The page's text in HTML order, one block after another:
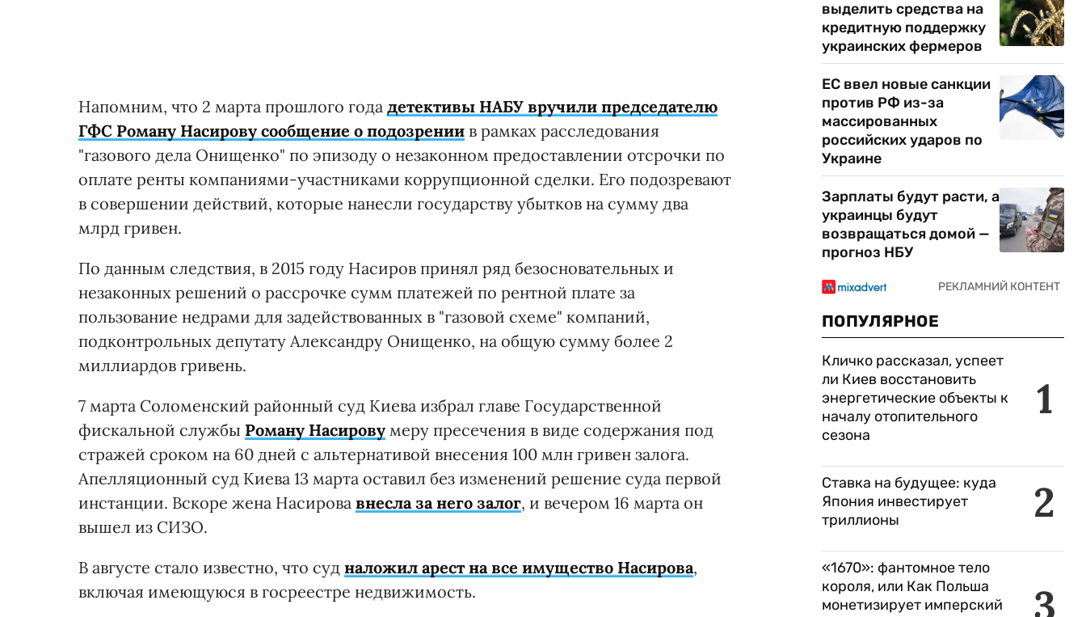
Напомним, что 2 марта прошлого года детективы НАБУ вручили председателю
ГФС Роману Насирову сообщение о подозрении в рамках расследования
"газового дела Онищенко" по эпизоду о незаконном предоставлении отсрочки по
оплате ренты компаниями-участниками коррупционной сделки. Его подозревают
в совершении действий, которые нанесли государству убытков на сумму два
млрд гривен.
По данным следствия, в 2015 году Насиров принял ряд безосновательных и
незаконных решений о рассрочке сумм платежей по рентной плате за
пользование недрами для задействованных в "газовой схеме" компаний,
подконтрольных депутату Александру Онищенко, на общую сумму более 2
миллиардов гривень.
7 марта Соломенский районный суд Киева избрал главе Государственной
фискальной службы Роману Насирову меру пресечения в виде содержания под
стражей сроком на 60 дней с альтернативой внесения 100 млн гривен залога.
Апелляционный суд Киева 13 марта оставил без изменений решение суда первой
инстанции. Вскоре жена Насирова внесла за него залог, и вечером 16 марта он
вышел из СИЗО.
В августе стало известно, что суд наложил арест на все имущество Насирова,
включая имеющуюся в госреестре недвижимость.
выделить средства на
кредитную поддержку
украинских фермеров
ЕС ввел новые санкции
против РФ из-за
массированных
российских ударов по
Украине
Зарплаты будут расти, а
украинцы будут
возвращаться домой —
прогноз НБУ
ПОПУЛЯРНОЕ
1
Кличко рассказал, успеет
ли Киев восстановить
энергетические объекты к
началу отопительного
сезона
2
Ставка на будущее: куда
Япония инвестирует
триллионы
3
«1670»: фантомное тело
короля, или Как Польша
монетизирует имперский